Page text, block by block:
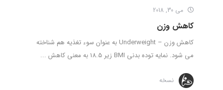
می 30, 2018
کاهش وزن
کاهش وزن – Underweight به عنوان سوء تغذیه هم شناخته
می شود. نمایه توده بدنی BMI زیر 18.5 به معنی کاهش ...
نسخه